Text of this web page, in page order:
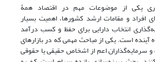
یکی از موضوعات مهم در اقتصاد همۀ
افراد و مقامات ارشد کشورها، اهمیت بسیار
انتخاب دارایی برای حفظ و کسب درآمد
آینده است. یکی از مباحث مهمی که در بازارهای
سرمایه‌گذاران اعم از اشخاص حقیقی یا حقوقی